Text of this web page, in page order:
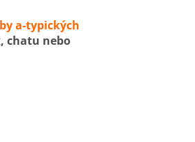
a-typických
chatu nebo